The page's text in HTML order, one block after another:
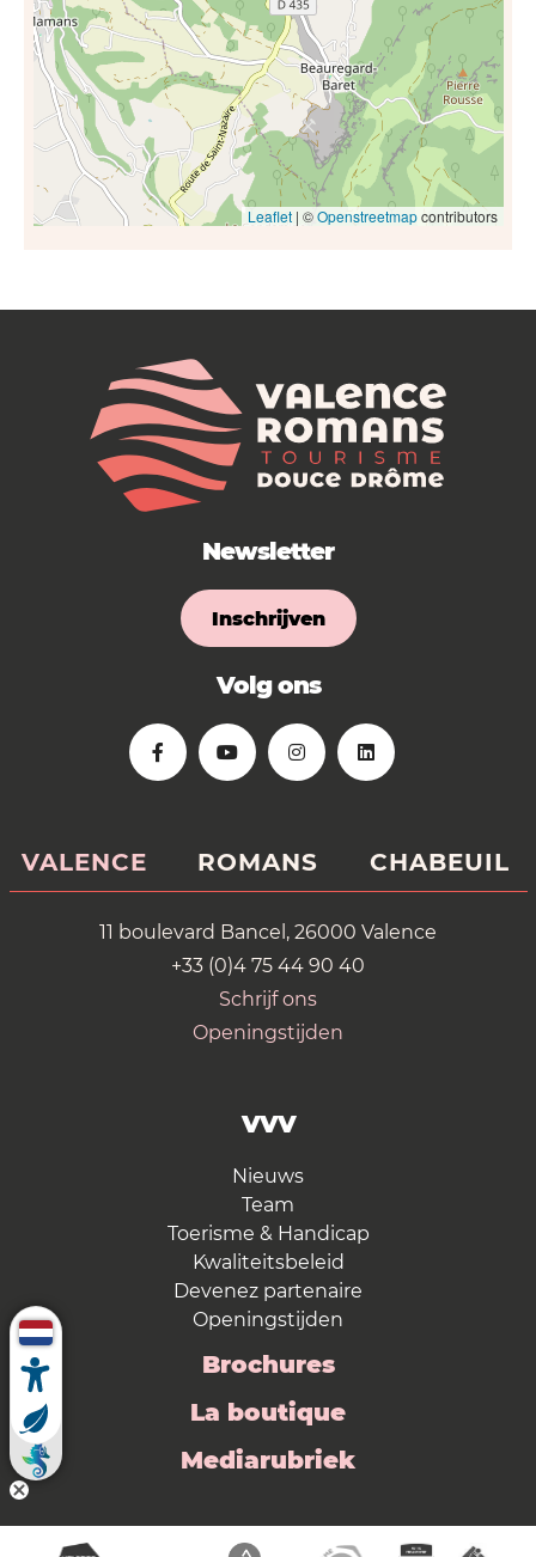
Leaflet| ©Openstreetmapcontributors
Newsletter
Inschrijven
Volg ons
VALENCE ROMANS CHABEUIL
11 boulevard Bancel, 26000 Valence
+33 (0)4 75 44 90 40
Schrijf ons
Openingstijden
VVV
Nieuws
Team
Toerisme & Handicap
Kwaliteitsbeleid
Devenez partenaire
Openingstijden
Brochures
La boutique
Mediarubriek